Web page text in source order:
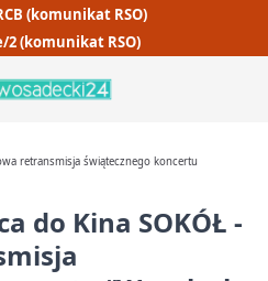
(komunikat RSO)
2 (komunikat RSO)
retransmisja świątecznego koncertu
do Kina SOKÓŁ -